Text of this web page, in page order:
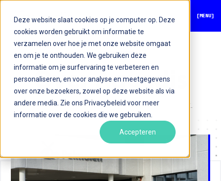
Deze website slaat cookies op je computer op. Deze
cookies worden gebruikt om informatie te
verzamelen over hoe je met onze website omgaat
en om je te onthouden. We gebruiken deze
informatie om je surfervaring te verbeteren en
personaliseren, en voor analyse en meetgegevens
over onze bezoekers, zowel op deze website als via
andere media. Zie ons Privacybeleid voor meer
informatie over de cookies die we gebruiken.
Accepteren
[MENU]
Over Aquadis
Wij maken software, op maat en met aandacht.